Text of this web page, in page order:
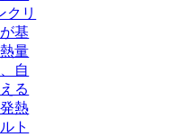
クリ
基
量
自
る
熱
ト